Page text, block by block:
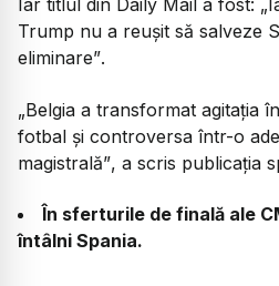
Iar titlul din Daily Mail a fost:
Trump nu a reuşit să salveze
eliminare”.
„Belgia a transformat agitaţia
fotbal şi controversa într-o
magistrală”, a scris publicația
În sferturile de finală ale
întâlni Spania.